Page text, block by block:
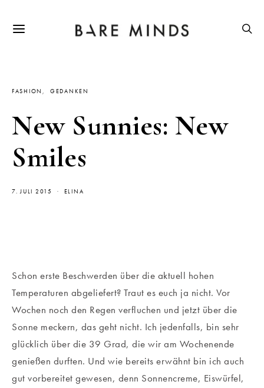
FASHION GEDANKEN
New Sunnies: New
Smiles
7. JULI 2015 ELINA
Schon erste Beschwerden über die aktuell hohen
Temperaturen abgeliefert? Traut es euch ja nicht. Vor
Wochen noch den Regen verfluchen und jetzt über die
Sonne meckern, das geht nicht. Ich jedenfalls, bin sehr
glücklich über die 39 Grad, die wir am Wochenende
genießen durften. Und wie bereits erwähnt bin ich auch
gut vorbereitet gewesen, denn Sonnencreme, Eiswürfel,